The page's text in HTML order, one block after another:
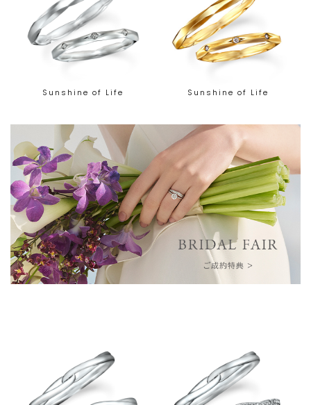
Sunshine of Life Sunshine of Life